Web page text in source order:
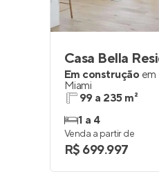
Casa Bella
Em construção em
Miami
99 a 235 m²
1 a 4
Venda a partir de
R$ 699.997